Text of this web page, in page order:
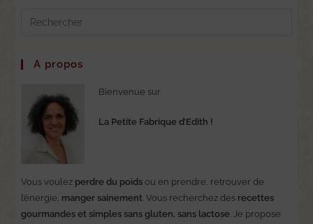
A propos
Bienvenue sur
La Petite Fabrique d’Edith !
Vous voulez perdre du poids ou en prendre, retrouver de
l’énergie, manger sainement. Vous recherchez des recettes
gourmandes et simples sans gluten, sans lactose. Je propose